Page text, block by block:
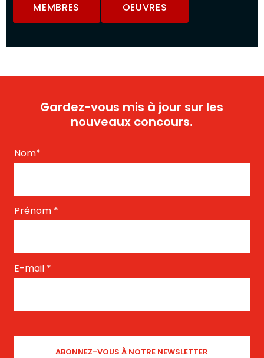
MEMBRES OEUVRES
Gardez-vous mis à jour sur les
nouveaux concours.
Nom*
Prénom *
E-mail *